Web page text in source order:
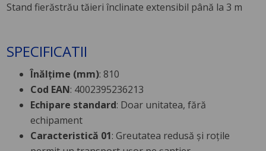
Stand fierăstrău tăieri înclinate extensibil până la 3 m
SPECIFICATII
Înălţime (mm): 810
Cod EAN: 4002395236213
Echipare standard: Doar unitatea, fără
echipament
Caracteristică 01: Greutatea redusă și roțile